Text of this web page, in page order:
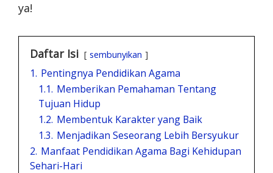
ya!
Daftar Isi sembunyikan
1. Pentingnya Pendidikan Agama
1.1. Memberikan Pemahaman Tentang
Tujuan Hidup
1.2. Membentuk Karakter yang Baik
1.3. Menjadikan Seseorang Lebih Bersyukur
2. Manfaat Pendidikan Agama Bagi Kehidupan
Sehari-Hari